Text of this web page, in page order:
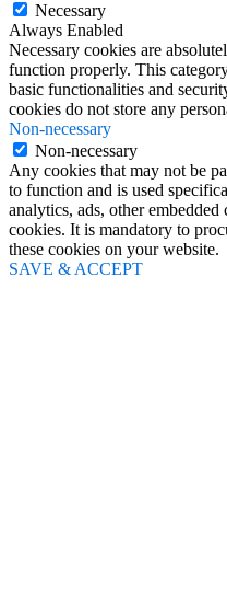
Necessary
Always Enabled
Necessary cookies are
function properly. This
basic functionalities and
cookies do not store any
Non-necessary
Non-necessary
Any cookies that may not be
to function and is used
analytics, ads, other embedded
cookies. It is mandatory to
these cookies on your website.
SAVE & ACCEPT